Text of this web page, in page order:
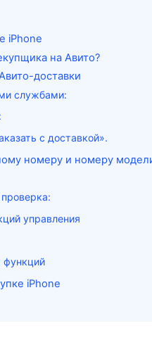
iPhone
на Авито?
доставки
службами:
с доставкой».
номеру и номеру
управления
функций
iPhone